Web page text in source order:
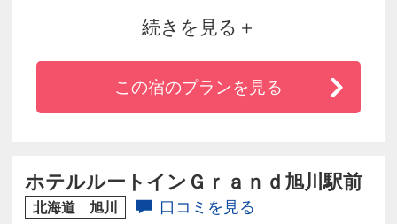
人工温泉 準天然 光明石温泉～華音の湯～
疲労回復の効能がある人工温泉で１日の疲れを
■お食事■
地元食材を活かした料理が並びます。
続きを見る
この宿のプランを見る
ホテルルートインＧｒａｎｄ旭川駅前
北海道 旭川 口コミを見る